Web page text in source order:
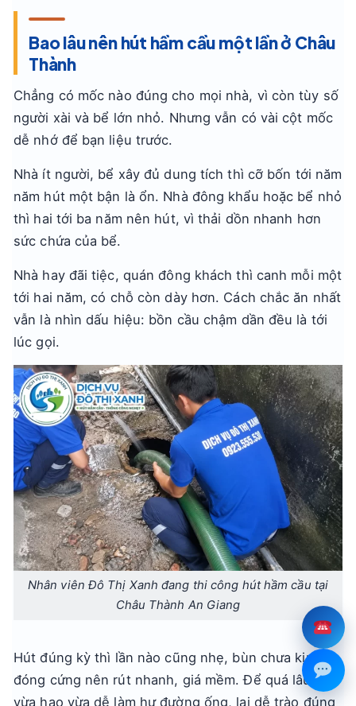
Bao lâu nên hút hầm cầu một lần ở Châu
Thành
Chẳng có mốc nào đúng cho mọi nhà, vì còn tùy số
người xài và bể lớn nhỏ. Nhưng vẫn có vài cột mốc
dễ nhớ để bạn liệu trước.
Nhà ít người, bể xây đủ dung tích thì cỡ bốn tới năm
năm hút một bận là ổn. Nhà đông khẩu hoặc bể nhỏ
thì hai tới ba năm nên hút, vì thải dồn nhanh hơn
sức chứa của bể.
Nhà hay đãi tiệc, quán đông khách thì canh mỗi một
tới hai năm, có chỗ còn dày hơn. Cách chắc ăn nhất
vẫn là nhìn dấu hiệu: bồn cầu chậm dần đều là tới
lúc gọi.
Nhân viên Đô Thị Xanh đang thi công hút hầm cầu tại
Châu Thành An Giang
Hút đúng kỳ thì lần nào cũng nhẹ, bùn chưa kịp
đóng cứng nên rút nhanh, giá mềm. Để quá lâu thì
vừa hao vừa dễ làm hư đường ống, lại dễ trào đúng